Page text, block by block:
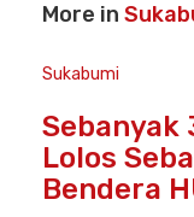
More in
Sukabumi
Sebanyak
Lolos
Bendera